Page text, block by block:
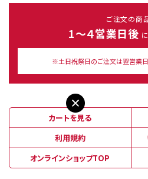
ご注文の商
1～４営業日後
※土日祝祭日のご注文は翌営業日
カートを見る
利用規約
オンラインショップTOP